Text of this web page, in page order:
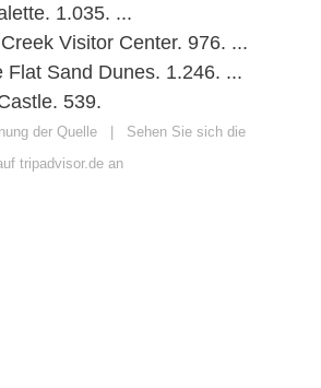
1.035. ...
Visitor Center. 976. ...
Flat Sand Dunes. 1.246. ...
539.
der Quelle | Sehen Sie sich die
tripadvisor.de an